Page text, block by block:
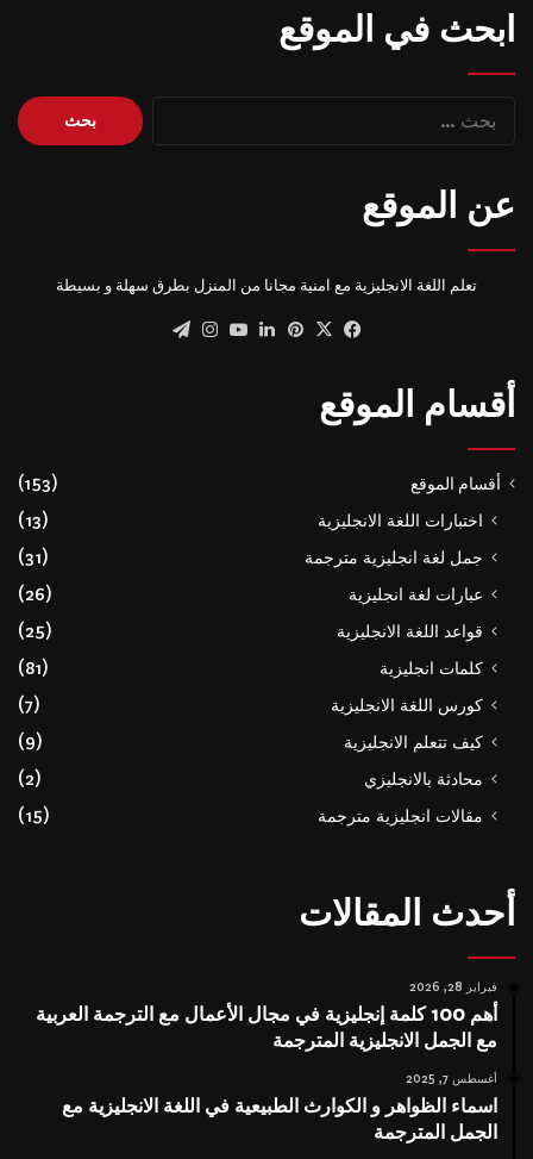
ابحث في الموقع
البحث
عن:
عن الموقع
تعلم اللغة الانجليزية مع امنية مجانا من المنزل بطرق سهلة و بسيطة
فيسبوك
‫X بينتيريست
لينكدإن‫YouTube
انستقرام
أقسام الموقع
أقسام الموقع (153)
اختبارات اللغة الانجليزية
(13)
جمل لغة انجليزية مترجمة
(31)
عبارات لغة انجليزية
(26)
قواعد اللغة الانجليزية
(25)
كلمات انجليزية
(81)
كورس اللغة الانجليزية
(7)
كيف تتعلم الانجليزية
(9)
محادثة بالانجليزي
(2)
مقالات انجليزية مترجمة
(15)
أحدث المقالات
فبراير 28, 2026
أهم 100 كلمة إنجليزية في مجال الأعمال مع الترجمة العربية
مع الجمل الانجليزية المترجمة
أغسطس 7, 2025
اسماء الظواهر و الكوارث الطبيعية في اللغة الانجليزية مع
الجمل المترجمة